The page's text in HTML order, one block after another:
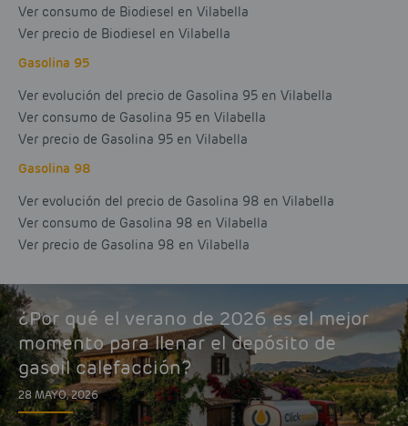
Ver consumo de Biodiesel en Vilabella
Ver precio de Biodiesel en Vilabella
Gasolina 95
Ver evolución del precio de Gasolina 95 en Vilabella
Ver consumo de Gasolina 95 en Vilabella
Ver precio de Gasolina 95 en Vilabella
Gasolina 98
Ver evolución del precio de Gasolina 98 en Vilabella
Ver consumo de Gasolina 98 en Vilabella
Ver precio de Gasolina 98 en Vilabella
¿Por qué el verano de 2026 es el mejor
momento para llenar el depósito de
gasoil calefacción?
28 MAYO, 2026